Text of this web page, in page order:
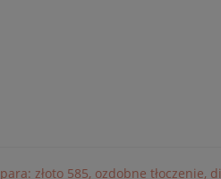
złoto 585, ozdobne tłoczenie,